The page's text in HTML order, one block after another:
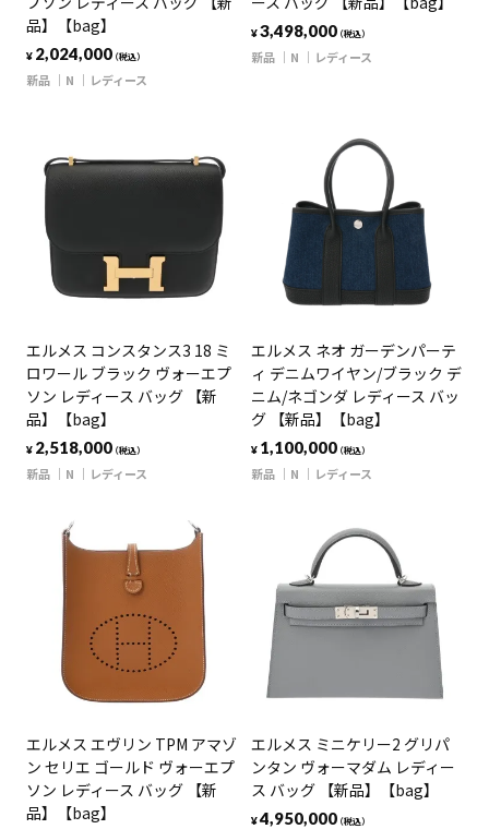
品】【bag】
¥ 2,024,000（税込）
新品 N レディース
¥3,498,000（税込）
新品 N レディース
エルメス コンスタンス3 18 ミ
ロワール ブラック ヴォーエプ
ソン レディース バッグ 【新
品】【bag】
¥ 2,518,000（税込）
新品 N レディース
エルメス ネオ ガーデンパーテ
ィ デニムワイヤン/ブラック デ
ニム/ネゴンダ レディース バッ
グ 【新品】【bag】
¥ 1,100,000（税込）
新品 N レディース
エルメス エヴリン TPM アマゾ
ン セリエ ゴールド ヴォーエプ
ソン レディース バッグ 【新
品】【bag】
エルメス ミニケリー2 グリパ
ンタン ヴォーマダム レディー
ス バッグ 【新品】【bag】
¥4,950,000（税込）